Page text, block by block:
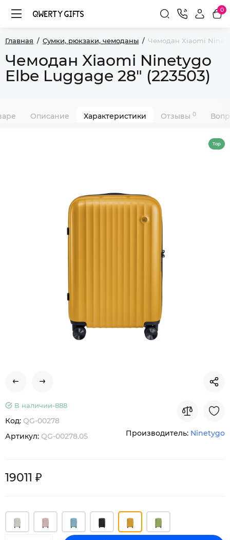
0
Главная Сумки, рюкзаки, чемоданы Чемодан Xiaomi
Чемодан Xiaomi Ninetygo
Elbe Luggage 28" (223503)
Описание Характеристики Отзывы 0
Top
В наличии-888
Код: QG-00278
Артикул: QG-00278.05 Производитель: Ninetygo
19011 ₽